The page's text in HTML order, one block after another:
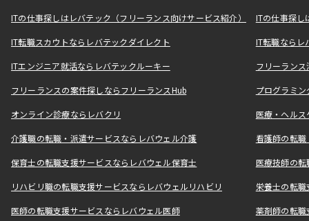
ITの仕事探しはレバテック（フリーランス向けサービス紹介） ITの仕事探
IT転職スカウトならレバテックダイレクト IT転職なら
ITエンジニア就活ならレバテックルーキー フリーラン
フリーランスの案件探しならフリーランスHub プログラミ
オンライン診療ならレバクリ 医療・ヘル
介護職の転職・派遣サービスならレバウェル介護 看護師の転
保育士の転職支援サービスならレバウェル保育士 医療技師の
リハビリ職の転職支援サービスならレバウェルリハビリ 栄養士の転
医師の転職支援サービスならレバウェル医師 薬剤師の転